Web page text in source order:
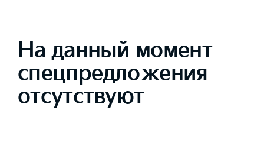
На данный момент
спецпредложения
отсутствуют